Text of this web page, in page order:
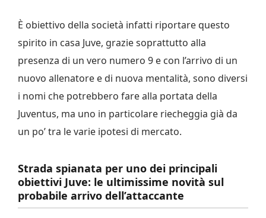
È obiettivo della società infatti riportare questo
spirito in casa Juve, grazie soprattutto alla
presenza di un vero numero 9 e con l’arrivo di un
nuovo allenatore e di nuova mentalità, sono diversi
i nomi che potrebbero fare alla portata della
Juventus, ma uno in particolare riecheggia già da
un po’ tra le varie ipotesi di mercato.
Strada spianata per uno dei principali
obiettivi Juve: le ultimissime novità sul
probabile arrivo dell’attaccante